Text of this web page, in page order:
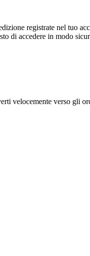
registrate nel tuo
di accedere in modo
velocemente verso